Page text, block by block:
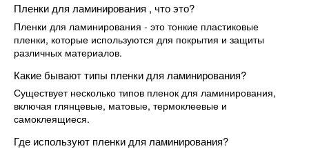
Пленки для ламинирования , что это?
Пленки для ламинирования - это тонкие пластиковые
пленки, которые используются для покрытия и защиты
различных материалов.
Какие бывают типы пленки для ламинирования?
Существует несколько типов пленок для ламинирования,
включая глянцевые, матовые, термоклеевые и
самоклеящиеся.
Где используют пленки для ламинирования?